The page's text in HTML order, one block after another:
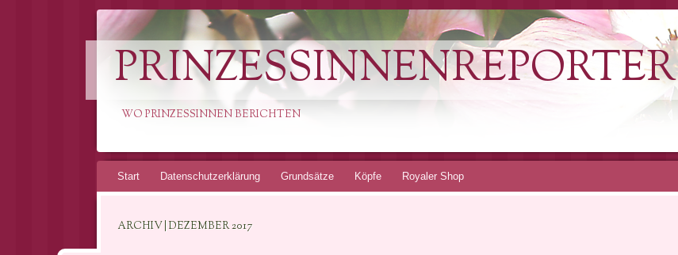
PRINZESSINNENREPORTER
WO PRINZESSINNEN BERICHTEN
Springe
Start Datenschutzerklärung Grundsätze Köpfe Royaler Shop
ARCHIV | DEZEMBER 2017